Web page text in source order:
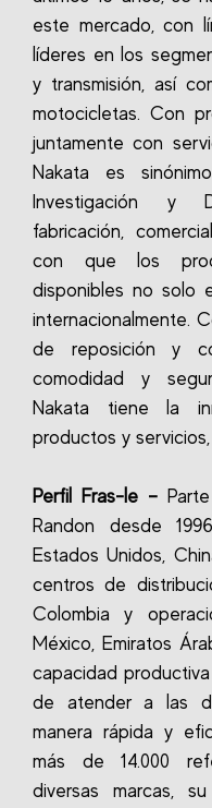
este mercado, con
líderes en los
y transmisión, así
motocicletas. Con
juntamente con
Nakata es
Investigación y
fabricación,
con que los
disponibles no solo
internacionalmente.
de reposición y
comodidad y
Nakata tiene la
productos y
Perfil Fras-le –
Randon desde
Estados Unidos,
centros de
Colombia y
México, Emiratos
capacidad
de atender a las
manera rápida y
más de 14.000
diversas marcas,